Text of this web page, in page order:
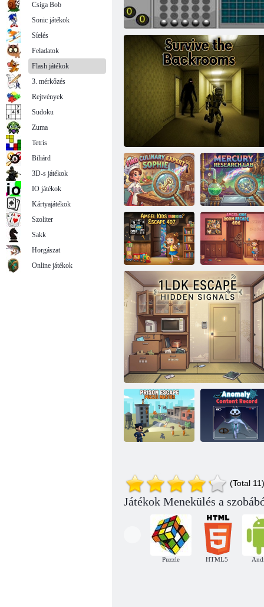
Hunter House menekülés
Túlélni a háttérszobákat
Keresse meg
Sophie kulináris
szakértőt
Mercury
Research Lab
Amgel Kids
Room Escape
407
Amgel Kids
Room Escape
406
1LDK Escape: Rejtett jelek
Prison Escape
Puzzle Mester
tartalomrekord
(Total 11)
Játékok Menekülés a
Puzzle HTML5
Csiga Bob
Sonic játékok
Síelés
Feladatok
Flash játékok
3. mérkőzés
Rejtvények
Sudoku
Zuma
Tetris
Biliárd
3D-s játékok
IO játékok
Kártyajátékok
Szoliter
Sakk
Horgászat
Online játékok